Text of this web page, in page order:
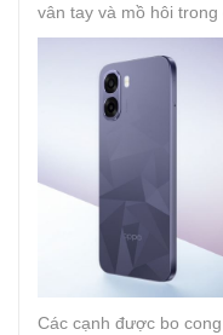
vân tay và mồ hôi trong
Các cạnh được bo